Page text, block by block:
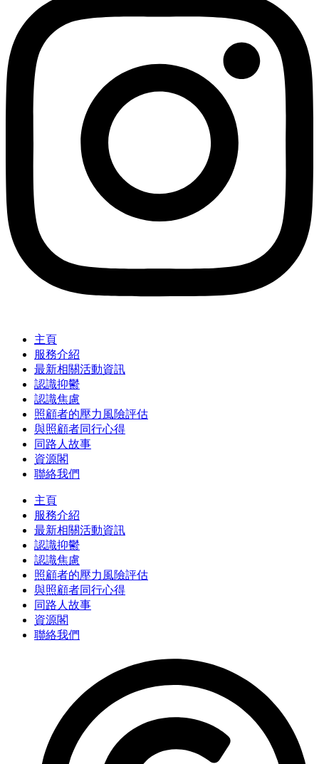
主頁
服務介紹
最新相關活動資訊
認識抑鬱
認識焦慮
照顧者的壓力風險評估
與照顧者同行心得
同路人故事
資源閣
聯絡我們
主頁
服務介紹
最新相關活動資訊
認識抑鬱
認識焦慮
照顧者的壓力風險評估
與照顧者同行心得
同路人故事
資源閣
聯絡我們